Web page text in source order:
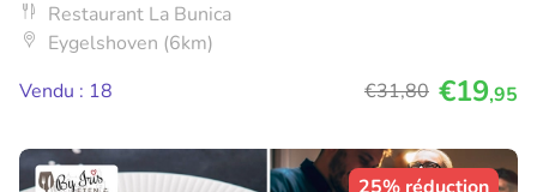
Restaurant La Bunica
Eygelshoven (6km)
Vendu : 18
€31,80 €19,95